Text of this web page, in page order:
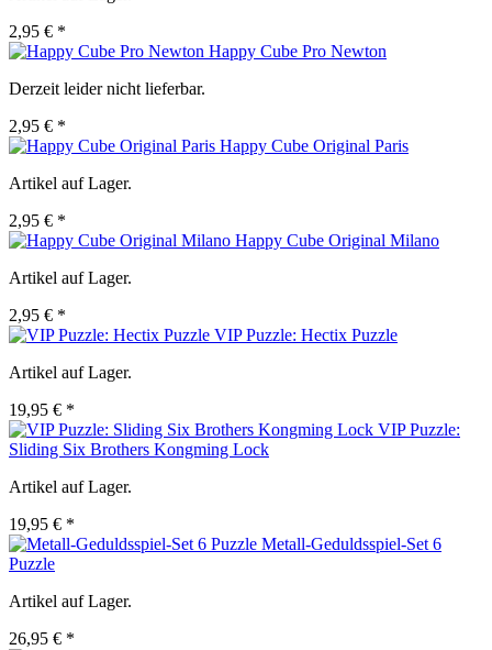
2,95 € *
Happy Cube Pro Newton
Derzeit leider nicht lieferbar.
2,95 € *
Happy Cube Original Paris
Artikel auf Lager.
2,95 € *
Happy Cube Original Milano
Artikel auf Lager.
2,95 € *
VIP Puzzle: Hectix Puzzle
Artikel auf Lager.
19,95 € *
VIP Puzzle:
Sliding Six Brothers Kongming Lock
Artikel auf Lager.
19,95 € *
Metall-Geduldsspiel-Set 6
Puzzle
Artikel auf Lager.
26,95 € *